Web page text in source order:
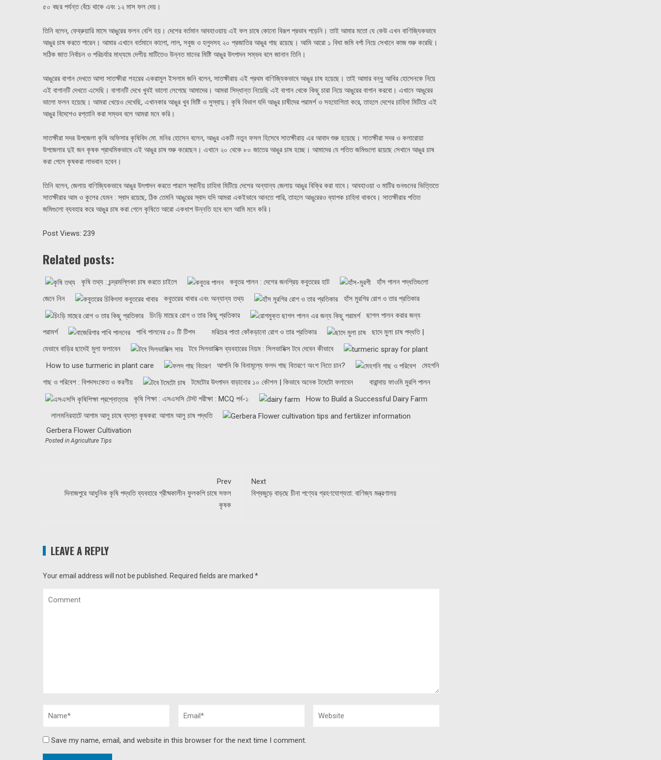
৫০ বছর পর্যন্ত বেঁচে থাকে এবং ১২ মাস ফল দেয়।
তিনি বলেন, ফেব্রুয়ারি মাসে আঙুরের ফলন বেশি হয়। দেশের বর্তমান আবহাওয়ায় এই ফল চাষে কোনো বিরূপ প্রভাব পড়েনি। তাই আমার মতো যে কেউ এখন বাণিজ্যিকভাবে
আঙুর চাষ করতে পারেন। আমার এখানে বর্তমানে কালো, লাল, সবুজ ও হলুদসহ ২০ প্রজাতির আঙুর গাছ রয়েছে। আমি আরো ১ বিঘা জমি বর্গা নিয়ে সেখানে কাজ শুরু করেছি।
সঠিক জাত নির্বাচন ও পরিচর্যার মাধ্যমে দেশীয় মাটিতেও উন্নত মানের মিষ্টি আঙুর উৎপাদন সম্ভব বলে জানান তিনি।
আঙুরের বাগান দেখতে আসা সাতক্ষীরা শহরের একরামুল ইসলাম জনি বলেন, সাতক্ষীরায় এই প্রথম বাণিজ্যিকভাবে আঙুর চাষ হয়েছে। তাই আমার বন্ধু আবির হোসেনকে নিয়ে
এই বাগানটি দেখতে এসেছি। বাগানটি দেখে খুবই ভালো লেগেছে আমাদের। আমরা সিদ্ধান্ত নিয়েছি এই বাগান থেকে কিছু চারা নিয়ে আঙুরের বাগান করবো। এখানে আঙুরের
ভালো ফলন হয়েছে। আমরা খেয়েও দেখেছি, এখানকার আঙুর খুব মিষ্টি ও সুস্বাদু। কৃষি বিভাগ যদি আঙুর চাষীদের পরামর্শ ও সহযোগিতা করে, তাহলে দেশের চাহিদা মিটিয়ে এই
আঙুর বিদেশেও রপ্তানি করা সম্ভব বলে আমরা মনে করি।
সাতক্ষীরা সদর উপজেলা কৃষি অফিসার কৃষিবিদ মো. মনির হোসেন বলেন, আঙুর একটি নতুন ফসল হিসেবে সাতক্ষীরায় এর আবাদ শুরু হয়েছে। সাতক্ষীরা সদর ও কলারোয়া
উপজেলার দুই জন কৃষক প্রাথমিকভাবে এই আঙুর চাষ শুরু করেছেন। এখানে ২০ থেকে ৮০ জাতের আঙুর চাষ হচ্ছে। আমাদের যে পতিত জমিগুলো রয়েছে সেখানে আঙুর চাষ
করা গেলে কৃষকরা লাভবান হবেন।
তিনি বলেন, জেলায় বাণিজ্যিকভাবে আঙুর উৎপাদন করতে পারলে স্থানীয় চাহিদা মিটিয়ে দেশের অন্যান্য জেলায় আঙুর বিক্রি করা যাবে। আবহাওয়া ও মাটির গুনগুনের ভিত্তিতে
সাতক্ষীরার আম ও কুলের যেমন : স্বাদ রয়েছে, ঠিক তেমনি আঙুরের স্বাদ যদি আমরা একইভাবে আনতে পারি, তাহলে আঙুরেরও ব্যাপক চাহিদা থাকবে। সাতক্ষীরার পতিত
জমিগুলো ব্যবহার করে আঙুর চাষ করা গেলে কৃষিতে আরো একধাপ উন্নতি হবে বলে আমি মনে করি।
Post Views: 239
Related posts:
কৃষি তথ্য : চন্দ্রমল্লিকা চাষ করতে চাইলে কবুতর পালন : দেশের জনপ্রিয় কবুতরের হাট
হাঁস পালন পদ্ধতিগুলো
জেনে নিন
কবুতরের খাবার এবং অন্যান্য তথ্য
হাঁস মুরগির রোগ ও তার প্রতিকার
চিংড়ি মাছের রোগ ও তার কিছু প্রতিকার
ছাগল পালন করার জন্য
পরামর্শ
পাখি পালনের ৫০ টি টিপস মরিচের পাতা কোঁকড়ানো রোগ ও তার প্রতিকার
ছাদে মুলা চাষ পদ্ধতি |
যেভাবে বাড়ির ছাদেই মুলা ফলাবেন
টবে সিলভামিক্স ব্যবহারের নিয়ম : সিলভামিক্স টবে দেবেন কীভাবে
How to use turmeric in plant care
আপনি কি বিনামূল্যে ফলদ গাছ বিতরণে অংশ নিতে চান?
মেহগনি
গাছ ও পরিবেশ : বিপদসংকেত ও করণীয়
টমেটোর উৎপাদন বাড়ানোর ১০ কৌশল | কিভাবে অনেক টমেটো ফলাবেন
বারান্দায় ফাওমি মুরগি পালন
কৃষি শিক্ষা : এসএসসি টেস্ট পরীক্ষা : MCQ পর্ব-১
How to Build a Successful Dairy Farm
লালমনিরহাটে আগাম আলু চাষে ব্যস্ত কৃষকরা: আগাম আলু চাষ পদ্ধতি
Gerbera Flower Cultivation
Posted inAgriculture Tips
Prev
দিনাজপুরে আধুনিক কৃষি পদ্ধতি ব্যবহারে গ্রীষ্মকালীন ফুলকপি চাষে সফল
কৃষক
Next
বিশ্বজুড়ে বাড়ছে চীনা পণ্যের গ্রহণযোগ্যতা: বাণিজ্য মন্ত্রণালয়
LEAVE A REPLY
Your email address will not be published. Required fields are marked *
Save my name, email, and website in this browser for the next time I comment.